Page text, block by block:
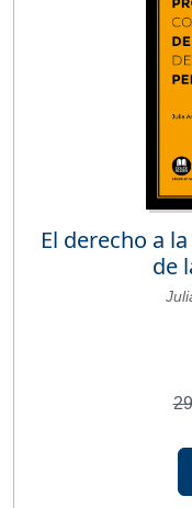
El derecho a
de